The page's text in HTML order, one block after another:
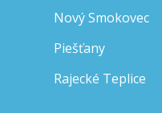
Nový Smokovec
Piešťany
Rajecké Teplice